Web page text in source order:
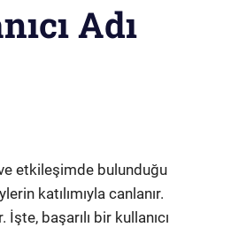
Adı
etkileşimde bulunduğu
katılımıyla canlanır.
başarılı bir kullanıcı